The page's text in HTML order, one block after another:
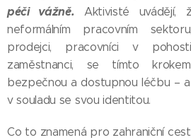
péči vážně. Aktivisté
neformálním pracovním
prodejci, pracovníci v
zaměstnanci, se tímto
bezpečnou a dostupnou léčbu –
v souladu se svou identitou.
Co to znamená pro zahraniční